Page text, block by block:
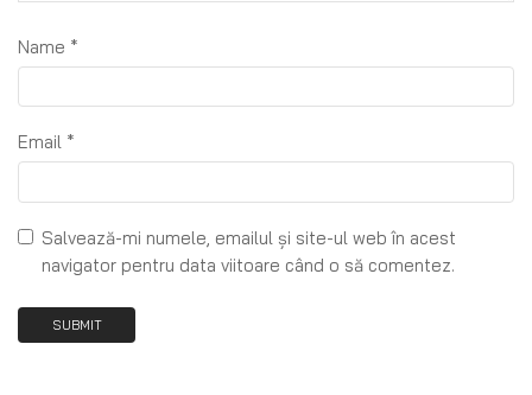
Name *
Email *
Salvează-mi numele, emailul și site-ul web în acest
navigator pentru data viitoare când o să comentez.